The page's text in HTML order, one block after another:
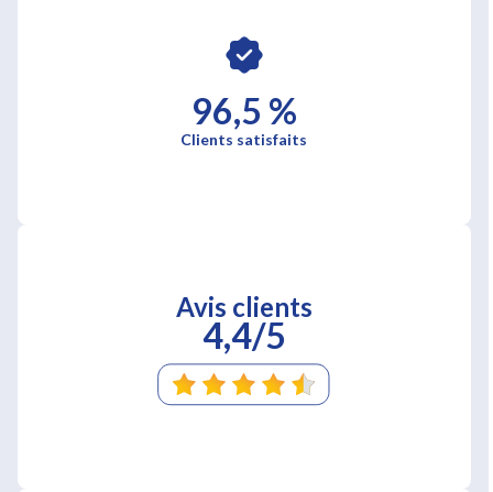
96,5 %
Clients satisfaits
Avis clients
4,4/5